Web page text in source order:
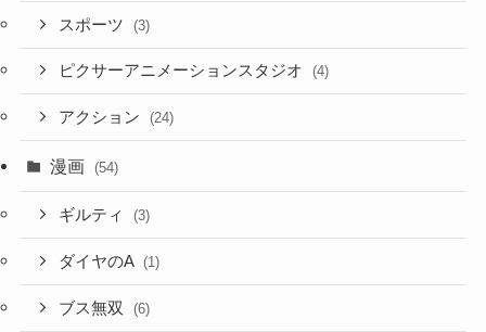
スポーツ (3)
ピクサーアニメーションスタジオ (4)
アクション (24)
漫画 (54)
ギルティ (3)
ダイヤのA (1)
ブス無双 (6)